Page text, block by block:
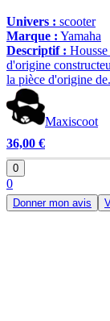
Univers : scooter
Marque : Yamaha
Descriptif :
d'origine
la pièce d'origine
Maxiscoot
36,00 €
0
0
Donner mon avis